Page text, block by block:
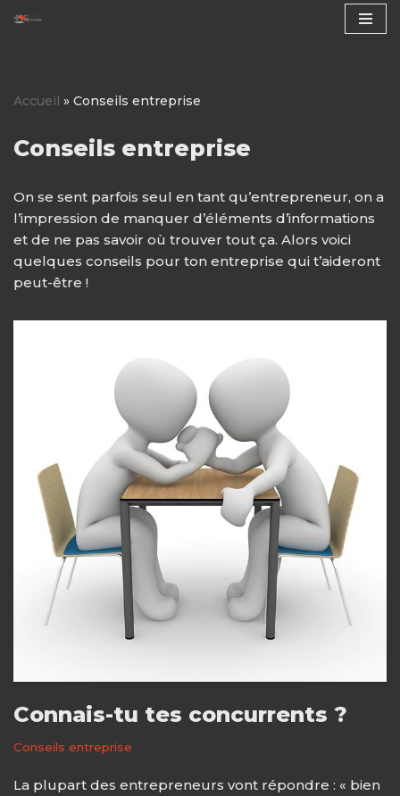
Accueil » Conseils entreprise
Conseils entreprise
On se sent parfois seul en tant qu’entrepreneur, on a
l’impression de manquer d’éléments d’informations
et de ne pas savoir où trouver tout ça. Alors voici
quelques conseils pour ton entreprise qui t’aideront
peut-être !
Connais-tu tes concurrents ?
Conseils entreprise
La plupart des entrepreneurs vont répondre : « bien